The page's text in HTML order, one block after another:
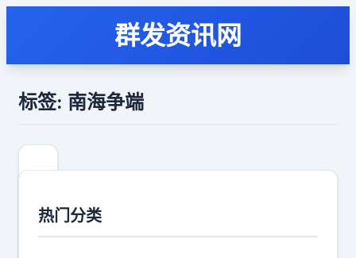
群发资讯网
标签: 南海争端
热门分类